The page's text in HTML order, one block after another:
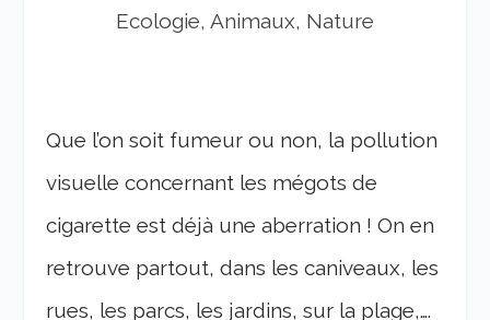
Ecologie, Animaux, Nature
Que l’on soit fumeur ou non, la pollution
visuelle concernant les mégots de
cigarette est déjà une aberration ! On en
retrouve partout, dans les caniveaux, les
rues, les parcs, les jardins, sur la plage,….